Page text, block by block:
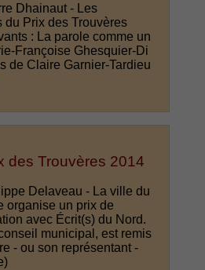
Dhainaut - Les
du Prix des Trouvères
: La parole comme un
Françoise Ghesquier-Di
de Claire Garnier-Tardieu
des Trouvères 2014
Delaveau - La ville du
organise un prix de
avec Écrit(s) du Nord.
municipal, est remis
- ou son représentant -